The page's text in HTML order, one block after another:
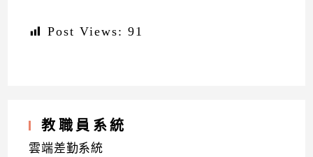
Post Views: 91
教職員系統
雲端差勤系統